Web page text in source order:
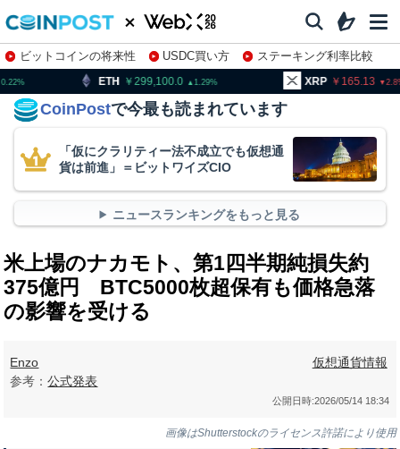
ビットコインの将来性 USDC買い方
ステーキング利率比較
株特集・関連銘柄
299,100.0 1.29 XRP BNB
CoinPostで今最も読まれています
「仮にクラリティー法不成立でも仮想通
貨は前進」＝ビットワイズCIO
ニュースランキングをもっと見る
米上場のナカモト、第1四半期純損失約
375億円 BTC5000枚超保有も価格急落
の影響を受ける
Enzo
参考：公式発表
仮想通貨情報
公開日時:2026/05/14 18:34
画像はShutterstockのライセンス許諾により使用